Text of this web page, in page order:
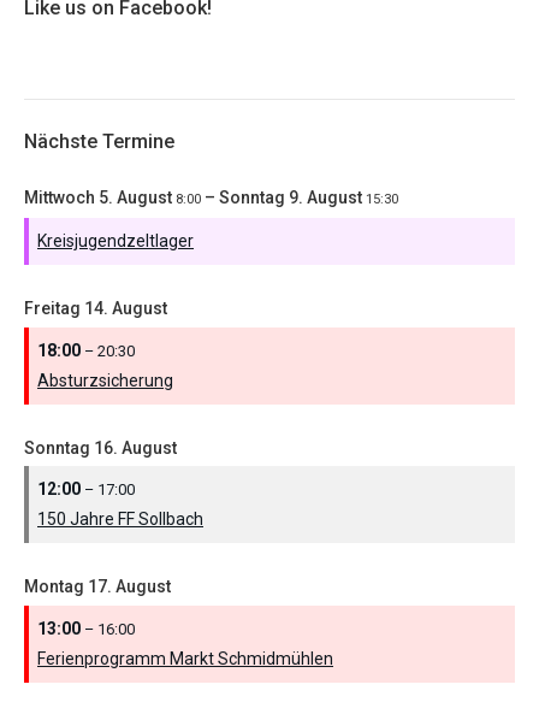
Like us on Facebook!
Nächste Termine
Mittwoch 5. August 8:00 – Sonntag 9. August 15:30
Kreisjugendzeltlager
Freitag 14. August
18:00 – 20:30
Absturzsicherung
Sonntag 16. August
12:00 – 17:00
150 Jahre FF Sollbach
Montag 17. August
13:00 – 16:00
Ferienprogramm Markt Schmidmühlen